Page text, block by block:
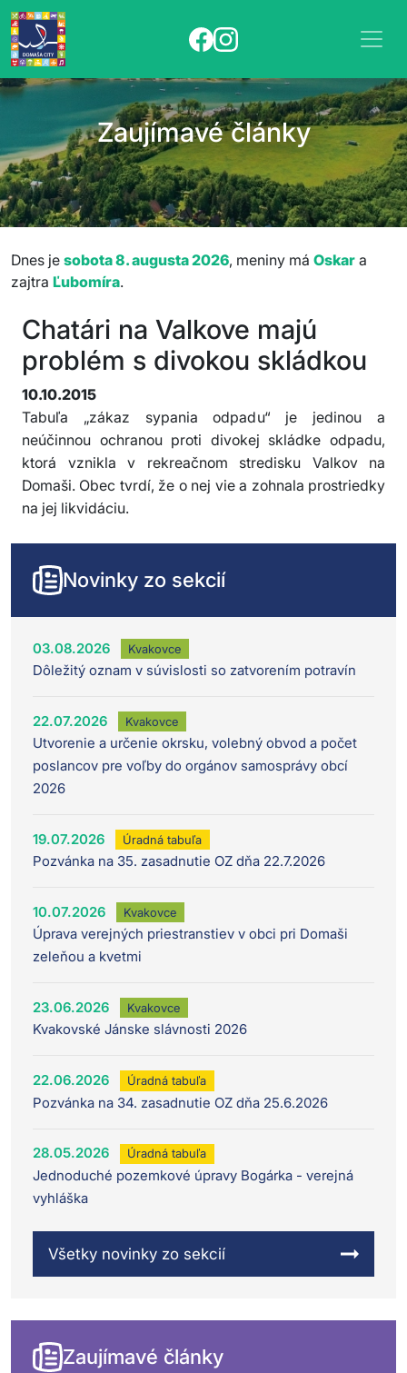
Zaujímavé články
Dnes je sobota 8. augusta 2026, meniny má Oskar a
zajtra Ľubomíra.
Novinky zo sekcií
03.08.2026 Kvakovce
Dôležitý oznam v súvislosti so zatvorením potravín
22.07.2026 Kvakovce
Utvorenie a určenie okrsku, volebný obvod a počet
poslancov pre voľby do orgánov samosprávy obcí
2026
19.07.2026 Úradná tabuľa
Pozvánka na 35. zasadnutie OZ dňa 22.7.2026
10.07.2026 Kvakovce
Úprava verejných priestranstiev v obci pri Domaši
zeleňou a kvetmi
23.06.2026 Kvakovce
Kvakovské Jánske slávnosti 2026
22.06.2026 Úradná tabuľa
Pozvánka na 34. zasadnutie OZ dňa 25.6.2026
28.05.2026 Úradná tabuľa
Jednoduché pozemkové úpravy Bogárka - verejná
vyhláška
Všetky novinky zo sekcií
Zaujímavé články
Chatári na Valkove majú
problém s divokou skládkou
10.10.2015
Tabuľa „zákaz sypania odpadu“ je jedinou a
neúčinnou ochranou proti divokej skládke odpadu,
ktorá vznikla v rekreačnom stredisku Valkov na
Domaši. Obec tvrdí, že o nej vie a zohnala prostriedky
na jej likvidáciu.